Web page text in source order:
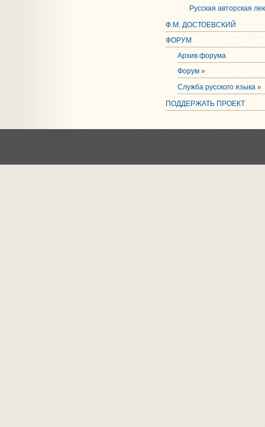
Русская авторская
Ф.М. ДОСТОЕВСКИЙ
ФОРУМ
Архив форума
Форум »
Служба русского языка »
ПОДДЕРЖАТЬ ПРОЕКТ